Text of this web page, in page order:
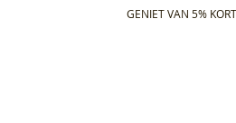
GENIET VAN 5%